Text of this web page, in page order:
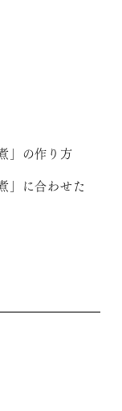
」の作り方
」に合わせた